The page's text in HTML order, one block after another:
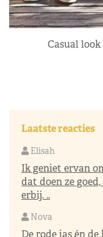
Casual
Laatste reacties
Elisah
Ik geniet ervan
dat doen ze
erbij. ..
Nova
De rode jas én